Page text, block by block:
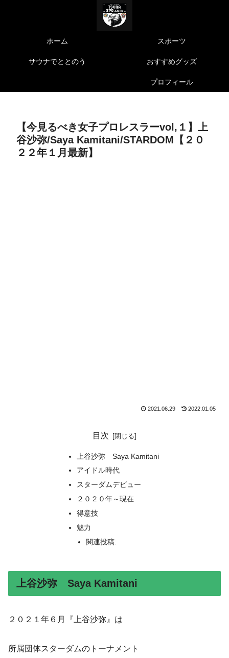
ホーム スポーツ
サウナでととのう おすすめグッズ
プロフィール
【今見るべき女子プロレスラーvol,１】上
谷沙弥/Saya Kamitani/STARDOM【２０
２２年１月最新】
2021.06.29 2022.01.05
目次
上谷沙弥 Saya Kamitani
アイドル時代
スターダムデビュー
２０２０年～現在
得意技
魅力
関連投稿:
上谷沙弥 Saya Kamitani
２０２１年６月『上谷沙弥』は
所属団体スターダムのトーナメント